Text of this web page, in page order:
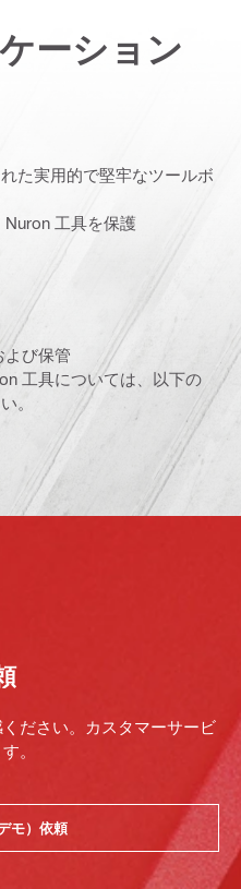
ーション
た実用的で堅牢なツールボ
工具を保護
よび保管
工具については、以下の
。
ださい。カスタマーサービ
。
モ）依頼